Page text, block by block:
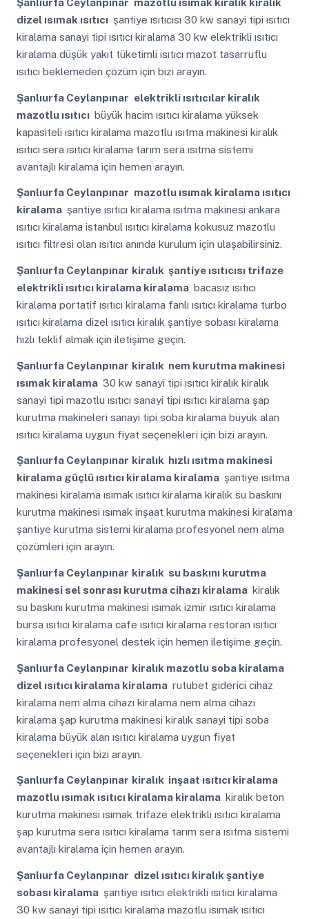
Şanlıurfa Ceylanpınar mazotlu ısımak kiralık kiralık
dizel ısımak ısıtıcı şantiye ısıtıcısı 30 kw sanayi tipi ısıtıcı
kiralama sanayi tipi ısıtıcı kiralama 30 kw elektrikli ısıtıcı
kiralama düşük yakıt tüketimli ısıtıcı mazot tasarruflu
ısıtıcı beklemeden çözüm için bizi arayın.
Şanlıurfa Ceylanpınar elektrikli ısıtıcılar kiralık
mazotlu ısıtıcı büyük hacim ısıtıcı kiralama yüksek
kapasiteli ısıtıcı kiralama mazotlu ısıtma makinesi kiralık
ısıtıcı sera ısıtıcı kiralama tarım sera ısıtma sistemi
avantajlı kiralama için hemen arayın.
Şanlıurfa Ceylanpınar mazotlu ısımak kiralama ısıtıcı
kiralama şantiye ısıtıcı kiralama ısıtma makinesi ankara
ısıtıcı kiralama istanbul ısıtıcı kiralama kokusuz mazotlu
ısıtıcı filtresi olan ısıtıcı anında kurulum için ulaşabilirsiniz.
Şanlıurfa Ceylanpınar kiralık şantiye ısıtıcısı trifaze
elektrikli ısıtıcı kiralama kiralama bacasız ısıtıcı
kiralama portatif ısıtıcı kiralama fanlı ısıtıcı kiralama turbo
ısıtıcı kiralama dizel ısıtıcı kiralık şantiye sobası kiralama
hızlı teklif almak için iletişime geçin.
Şanlıurfa Ceylanpınar kiralık nem kurutma makinesi
ısımak kiralama 30 kw sanayi tipi ısıtıcı kiralık kiralık
sanayi tipi mazotlu ısıtıcı sanayi tipi ısıtıcı kiralama şap
kurutma makineleri sanayi tipi soba kiralama büyük alan
ısıtıcı kiralama uygun fiyat seçenekleri için bizi arayın.
Şanlıurfa Ceylanpınar kiralık hızlı ısıtma makinesi
kiralama güçlü ısıtıcı kiralama kiralama şantiye ısıtma
makinesi kiralama ısımak ısıtıcı kiralama kiralık su baskını
kurutma makinesi ısımak inşaat kurutma makinesi kiralama
şantiye kurutma sistemi kiralama profesyonel nem alma
çözümleri için arayın.
Şanlıurfa Ceylanpınar kiralık su baskını kurutma
makinesi sel sonrası kurutma cihazı kiralama kiralık
su baskını kurutma makinesi ısımak izmir ısıtıcı kiralama
bursa ısıtıcı kiralama cafe ısıtıcı kiralama restoran ısıtıcı
kiralama profesyonel destek için hemen iletişime geçin.
Şanlıurfa Ceylanpınar kiralık mazotlu soba kiralama
dizel ısıtıcı kiralama kiralama rutubet giderici cihaz
kiralama nem alma cihazı kiralama nem alma cihazı
kiralama şap kurutma makinesi kiralık sanayi tipi soba
kiralama büyük alan ısıtıcı kiralama uygun fiyat
seçenekleri için bizi arayın.
Şanlıurfa Ceylanpınar kiralık inşaat ısıtıcı kiralama
mazotlu ısımak ısıtıcı kiralama kiralama kiralık beton
kurutma makinesi ısımak trifaze elektrikli ısıtıcı kiralama
şap kurutma sera ısıtıcı kiralama tarım sera ısıtma sistemi
avantajlı kiralama için hemen arayın.
Şanlıurfa Ceylanpınar dizel ısıtıcı kiralık şantiye
sobası kiralama şantiye ısıtıcı elektrikli ısıtıcı kiralama
30 kw sanayi tipi ısıtıcı kiralama mazotlu ısımak ısıtıcı